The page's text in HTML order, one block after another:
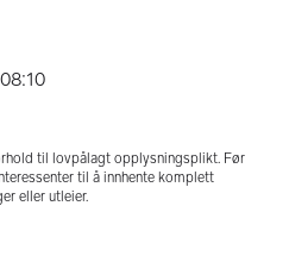
til lovpålagt opplysningsplikt. Før
til å innhente komplett
eller utleier.